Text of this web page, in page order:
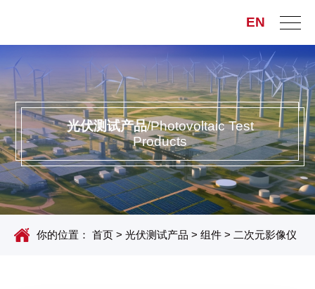
EN
光伏测试产品/Photovoltaic Test
Products
你的位置： 首页 > 光伏测试产品 > 组件 > 二次元影像仪